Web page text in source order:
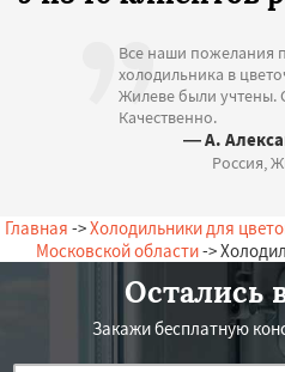
Все наши пожелания
холодильника в
Жилеве были учтены.
Качественно.
— А.
Россия,
Главная ->Холодильники для
Московской области->
Остались
Закажи бесплатную